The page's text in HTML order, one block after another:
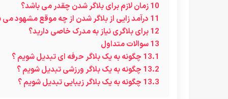
10زمان لازم برای بلاگر شدن چقدر می باشد؟
11 درآمد زایی از بلاگر شدن از چه موقع مشهود
12برای بلاگری نیاز به مدرک خاصی دارید؟
13سوالات متداول
13.1 چگونه به یک بلاگر حرفه ای تبدیل شویم ؟
13.2 چگونه به یک بلاگر ورزشی تبدیل شویم ؟
13.3 چگونه به یک بلاگر زیبایی تبدیل شویم ؟